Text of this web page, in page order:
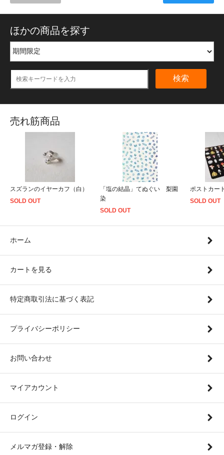
ほかの商品を探す
検索
売れ筋商品
スズランのイヤーカフ（白）
SOLD OUT
「塩の結晶」てぬぐい 梨園
染
SOLD OUT
ポストカー
SOLD OUT
ホーム
カートを見る
特定商取引法に基づく表記
プライバシーポリシー
お問い合わせ
マイアカウント
ログイン
メルマガ登録・解除